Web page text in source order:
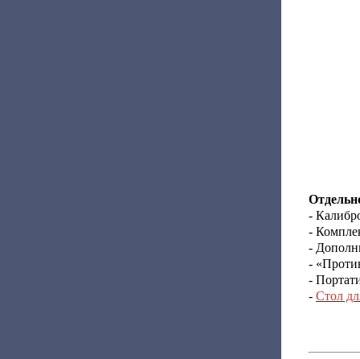
-
-
-
-
-
- Стол